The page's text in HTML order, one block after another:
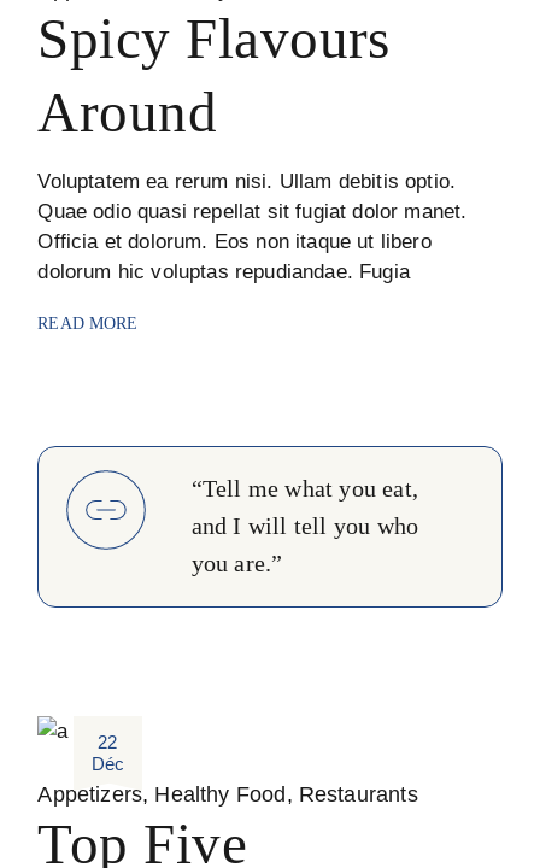
Spicy Flavours
Around
Voluptatem ea rerum nisi. Ullam debitis optio.
Quae odio quasi repellat sit fugiat dolor manet.
Officia et dolorum. Eos non itaque ut libero
dolorum hic voluptas repudiandae. Fugia
READ MORE
“Tell me what you eat,
and I will tell you who
you are.”
22
Déc
Appetizers Healthy Food Restaurants
Top Five